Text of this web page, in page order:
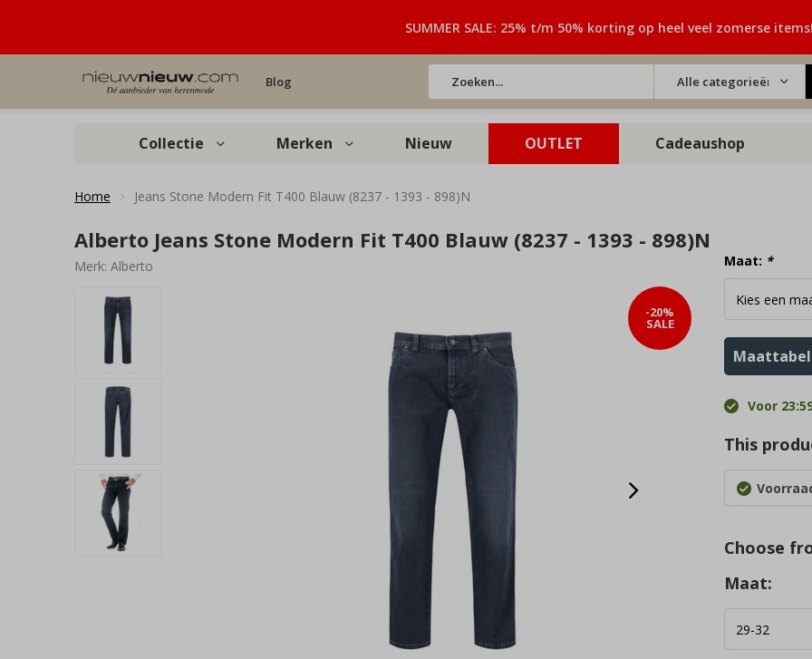
Blog Alle categorieën
SUMMER SALE: 25% t/m 50% korting op heel veel zomerse items!
Collectie Merken Nieuw OUTLET Cadeaushop
Home Jeans Stone Modern Fit T400 Blauw (8237 - 1393 - 898)N
Alberto Jeans Stone Modern Fit T400 Blauw (8237 - 1393 - 898)N
Merk: Alberto
-20%
SALE
Maat: *
Maattabel
Voor
This
Choose
Maat: